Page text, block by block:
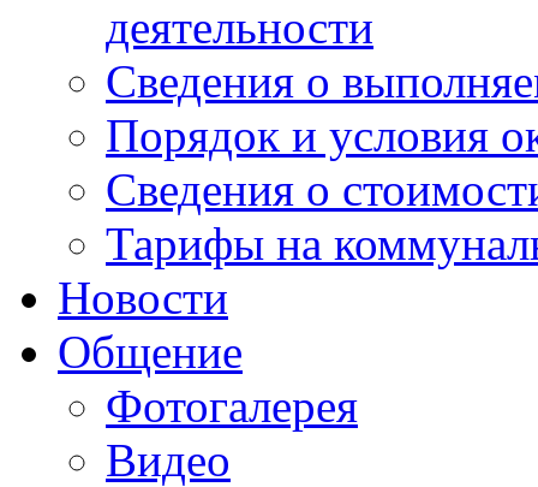
деятельности
Сведения о
Порядок и условия
Сведения о
Тарифы на
Новости
Общение
Фотогалерея
Видео